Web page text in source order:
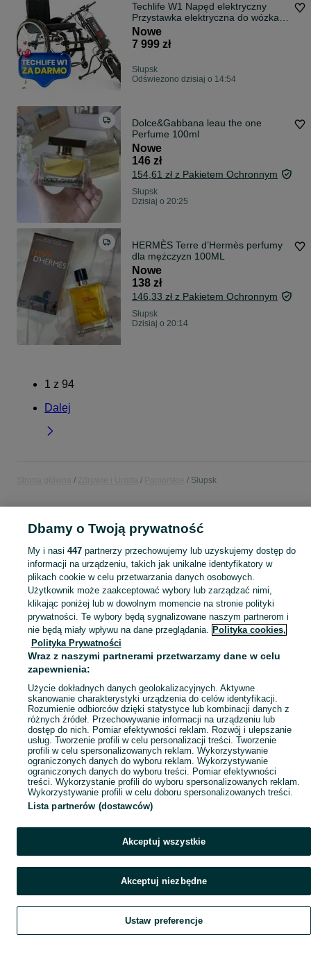
Techlife W1 Napęd elektryczny
Przystawka elektryczna do wózka
inwalidzkiego, przerób wózek na
elektryczny. REFUNDACJA
Nowe
7 999 zł
Słupsk
Odświeżono dzisiaj o 14:54
Dolce&Gabbana leau the one
Perfume 100ml
Nowe
146 zł
154,61 zł z Pakietem Ochronnym
Słupsk
Dzisiaj o 20:25
HERMÈS Terre d’Hermès perfumy
dla mężczyzn 100ML
Nowe
138 zł
146,33 zł z Pakietem Ochronnym
Słupsk
Dzisiaj o 20:14
1 z 94
Dalej
Słupsk
KATEGORIA
Sprzedaż produktów zdrowia i urody Słupsk ▶️ Kosmetyki, perfumy, sprzęt medyczny ✅ Nowe i używane w najlepszych cenach ☝ Znajdź ogłoszenia na OLX.pl! Zobacz
Mapa kategorii
Mapa miejscowości
Mapa ministron
Szukaj Obserwujesz Dodaj Czat Konto
Dbamy o Twoją prywatność
My i nasi 447partnerzy przechowujemy lub uzyskujemy dostęp do
informacji na urządzeniu, takich jak unikalne identyfikatory w
plikach cookie w celu przetwarzania danych osobowych.
Użytkownik może zaakceptować wybory lub zarządzać nimi,
klikając poniżej lub w dowolnym momencie na stronie polityki
prywatności. Te wybory będą sygnalizowane naszym partnerom i
nie będą miały wpływu na dane przeglądania. Polityka cookies,
Polityka Prywatności
Wraz z naszymi partnerami przetwarzamy dane w celu
zapewnienia:
Użycie dokładnych danych geolokalizacyjnych. Aktywne
skanowanie charakterystyki urządzenia do celów identyfikacji.
Rozumienie odbiorców dzięki statystyce lub kombinacji danych z
różnych źródeł. Przechowywanie informacji na urządzeniu lub
dostęp do nich. Pomiar efektywności reklam. Rozwój i ulepszanie
usług. Tworzenie profili w celu personalizacji treści. Tworzenie
profili w celu spersonalizowanych reklam. Wykorzystywanie
ograniczonych danych do wyboru reklam. Wykorzystywanie
ograniczonych danych do wyboru treści. Pomiar efektywności
treści. Wykorzystanie profili do wyboru spersonalizowanych reklam.
Wykorzystywanie profili w celu doboru spersonalizowanych treści.
Lista partnerów (dostawców)
Akceptuj wszystkie
Akceptuj niezbędne
Ustaw preferencje